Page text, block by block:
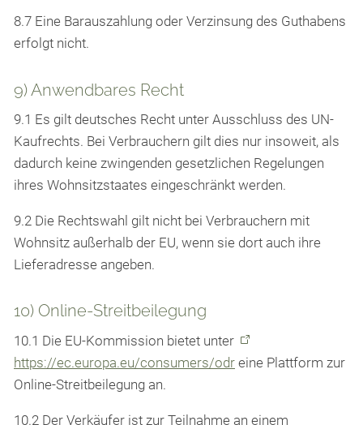
8.7 Eine Barauszahlung oder Verzinsung des Guthabens
erfolgt nicht.
9) Anwendbares Recht
9.1 Es gilt deutsches Recht unter Ausschluss des UN-
Kaufrechts. Bei Verbrauchern gilt dies nur insoweit, als
dadurch keine zwingenden gesetzlichen Regelungen
ihres Wohnsitzstaates eingeschränkt werden.
9.2 Die Rechtswahl gilt nicht bei Verbrauchern mit
Wohnsitz außerhalb der EU, wenn sie dort auch ihre
Lieferadresse angeben.
10) Online-Streitbeilegung
10.1 Die EU-Kommission bietet unter
https://ec.europa.eu/consumers/odr eine Plattform zur
Online-Streitbeilegung an.
10.2 Der Verkäufer ist zur Teilnahme an einem